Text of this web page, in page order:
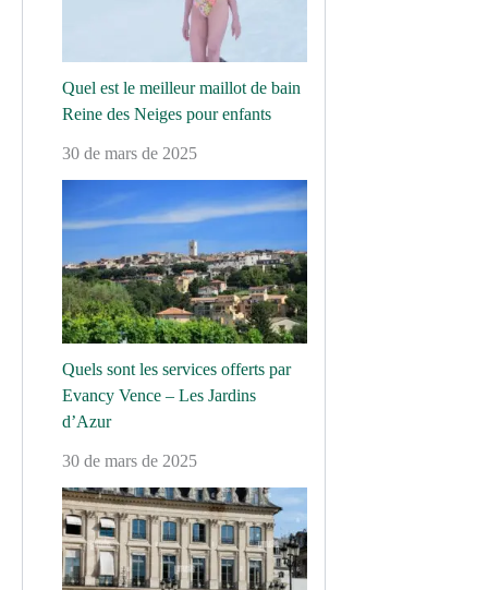
Quel est le meilleur maillot de bain
Reine des Neiges pour enfants
30 de mars de 2025
Quels sont les services offerts par
Evancy Vence – Les Jardins
d’Azur
30 de mars de 2025